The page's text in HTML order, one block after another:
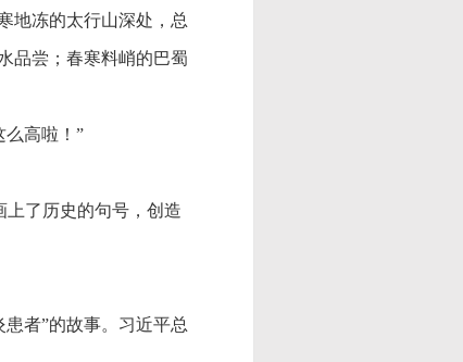
地冻的太行山深处，总
品尝；春寒料峭的巴蜀
么高啦！”
上了历史的句号，创造
者”的故事。习近平总